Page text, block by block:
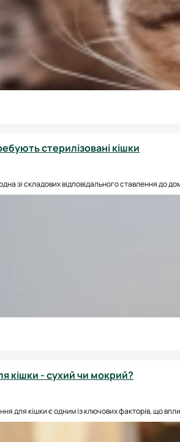
стерилізовані кішки
зі складових відповідального ставлення до
кішки - сухий чи мокрий?
для кішки є одним із ключових факторів, що